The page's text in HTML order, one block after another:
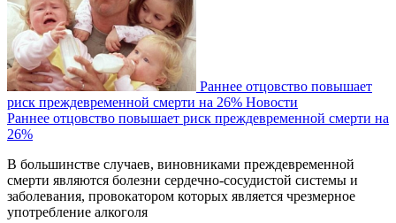
Раннее отцовство повышает
риск преждевременной смерти на 26% Новости
Раннее отцовство повышает риск преждевременной смерти на
26%
В большинстве случаев, виновниками преждевременной
смерти являются болезни сердечно-сосудистой системы и
заболевания, провокатором которых является чрезмерное
употребление алкоголя